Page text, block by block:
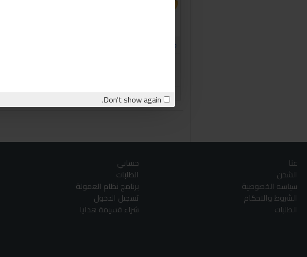
Don't show again.
Ingco
عنا
الشحن
سياسة الخصوصية
الشروط والاحكام
الطلبات
حسابي
الطلبات
برنامج نظام العمولة
تسجيل الدخول
شراء قسيمة هدايا